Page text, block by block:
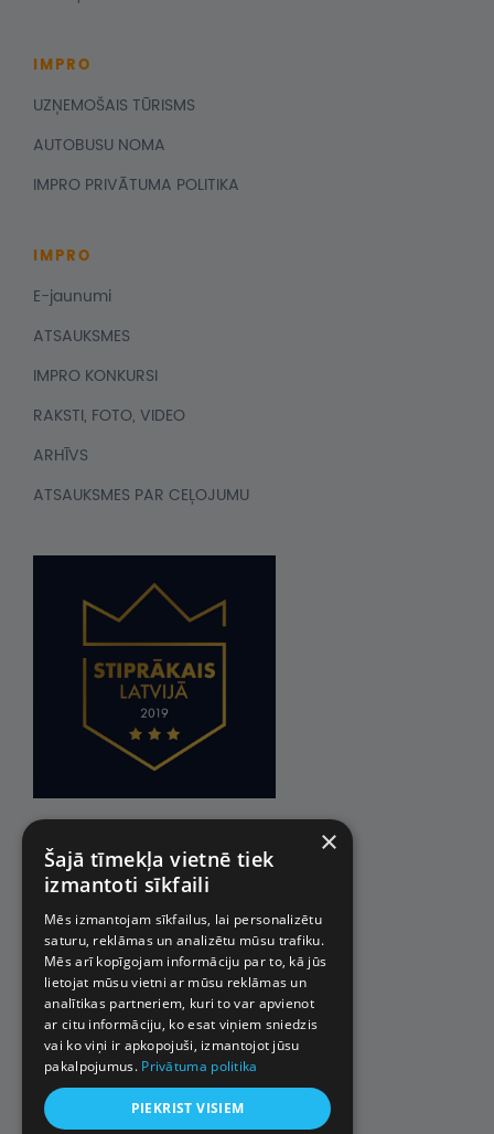
IMPRO
UZŅEMOŠAIS TŪRISMS
AUTOBUSU NOMA
IMPRO PRIVĀTUMA POLITIKA
IMPRO
E-jaunumi
ATSAUKSMES
IMPRO KONKURSI
RAKSTI, FOTO, VIDEO
ARHĪVS
ATSAUKSMES PAR CEĻOJUMU
×
Šajā tīmekļa vietnē tiek
izmantoti sīkfaili
Mēs izmantojam sīkfailus, lai personalizētu
saturu, reklāmas un analizētu mūsu trafiku.
Mēs arī kopīgojam informāciju par to, kā jūs
lietojat mūsu vietni ar mūsu reklāmas un
analītikas partneriem, kuri to var apvienot
ar citu informāciju, ko esat viņiem sniedzis
vai ko viņi ir apkopojuši, izmantojot jūsu
pakalpojumus. Privātuma politika
PIEKRIST VISIEM